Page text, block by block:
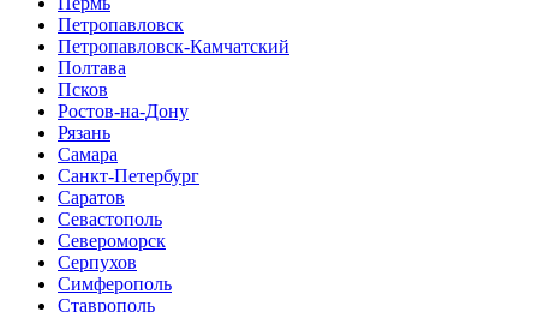
Петропавловск
Петропавловск-Камчатский
Полтава
Псков
Ростов-на-Дону
Рязань
Самара
Санкт-Петербург
Саратов
Севастополь
Североморск
Серпухов
Симферополь
Ставрополь